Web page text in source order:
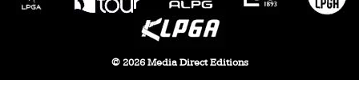
© 2026 Media Direct Editions